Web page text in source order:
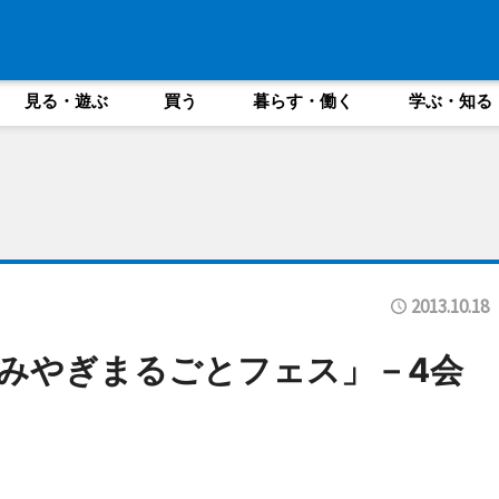
見る・遊ぶ 買う 暮らす・働く 学ぶ・知る
2013.10.18
やぎまるごとフェス」－4会